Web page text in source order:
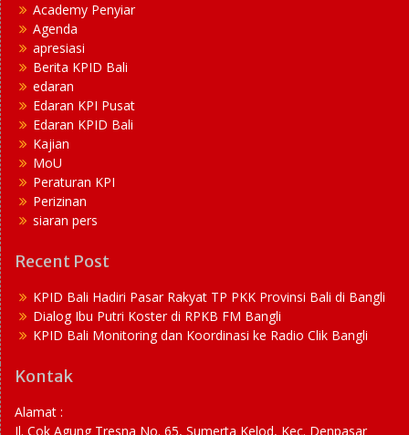
Academy Penyiar
Agenda
apresiasi
Berita KPID Bali
edaran
Edaran KPI Pusat
Edaran KPID Bali
Kajian
MoU
Peraturan KPI
Perizinan
siaran pers
Recent Post
KPID Bali Hadiri Pasar Rakyat TP PKK Provinsi Bali di Bangli
Dialog Ibu Putri Koster di RPKB FM Bangli
KPID Bali Monitoring dan Koordinasi ke Radio Clik Bangli
Kontak
Alamat :
Jl. Cok Agung Tresna No. 65, Sumerta Kelod, Kec. Denpasar